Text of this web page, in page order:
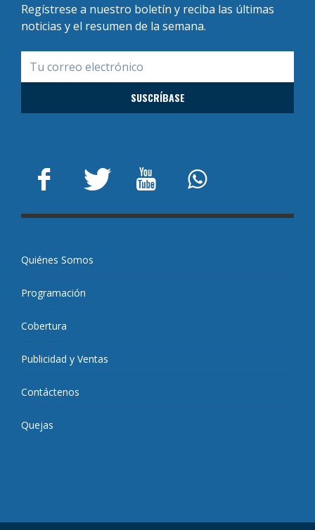
Regístrese a nuestro boletín y reciba las últimas
noticias y el resumen de la semana.
Quiénes Somos
Programación
Cobertura
Publicidad y Ventas
Contáctenos
Quejas